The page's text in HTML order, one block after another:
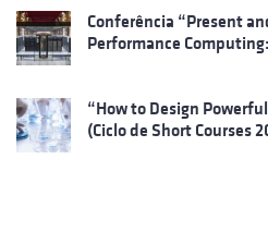
Conferência “Present
Performance
“How to Design
(Ciclo de Short Courses